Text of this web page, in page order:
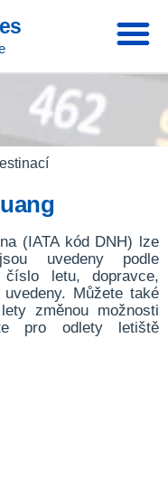
(IATA kód DNH) lze
uvedeny podle
letu, dopravce,
Můžete také
změnou možnosti
pro odlety letiště